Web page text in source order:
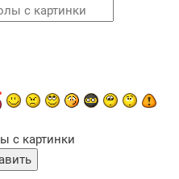
с картинки